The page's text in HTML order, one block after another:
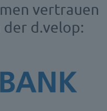
vertrauen
der d.velop: